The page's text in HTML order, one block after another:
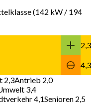
(142 kW / 194
2,3
4,3
2,3Antrieb 2,0
3,4
4,1Senioren 2,5